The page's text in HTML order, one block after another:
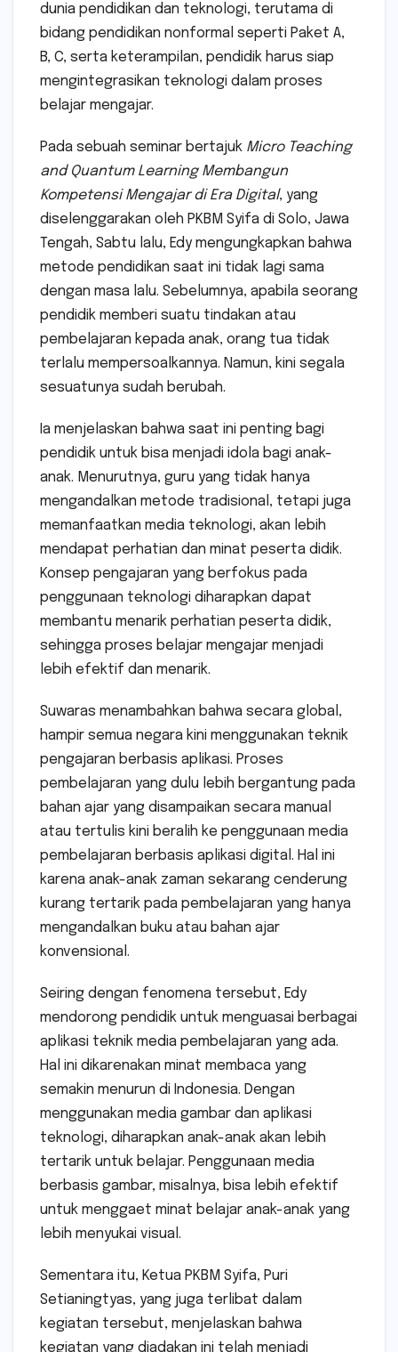
dunia pendidikan dan teknologi, terutama di
bidang pendidikan nonformal seperti Paket A,
B, C, serta keterampilan, pendidik harus siap
mengintegrasikan teknologi dalam proses
belajar mengajar.
Pada sebuah seminar bertajuk Micro Teaching
and Quantum Learning Membangun
Kompetensi Mengajar di Era Digital, yang
diselenggarakan oleh PKBM Syifa di Solo, Jawa
Tengah, Sabtu lalu, Edy mengungkapkan bahwa
metode pendidikan saat ini tidak lagi sama
dengan masa lalu. Sebelumnya, apabila seorang
pendidik memberi suatu tindakan atau
pembelajaran kepada anak, orang tua tidak
terlalu mempersoalkannya. Namun, kini segala
sesuatunya sudah berubah.
Ia menjelaskan bahwa saat ini penting bagi
pendidik untuk bisa menjadi idola bagi anak-
anak. Menurutnya, guru yang tidak hanya
mengandalkan metode tradisional, tetapi juga
memanfaatkan media teknologi, akan lebih
mendapat perhatian dan minat peserta didik.
Konsep pengajaran yang berfokus pada
penggunaan teknologi diharapkan dapat
membantu menarik perhatian peserta didik,
sehingga proses belajar mengajar menjadi
lebih efektif dan menarik.
Suwaras menambahkan bahwa secara global,
hampir semua negara kini menggunakan teknik
pengajaran berbasis aplikasi. Proses
pembelajaran yang dulu lebih bergantung pada
bahan ajar yang disampaikan secara manual
atau tertulis kini beralih ke penggunaan media
pembelajaran berbasis aplikasi digital. Hal ini
karena anak-anak zaman sekarang cenderung
kurang tertarik pada pembelajaran yang hanya
mengandalkan buku atau bahan ajar
konvensional.
Seiring dengan fenomena tersebut, Edy
mendorong pendidik untuk menguasai berbagai
aplikasi teknik media pembelajaran yang ada.
Hal ini dikarenakan minat membaca yang
semakin menurun di Indonesia. Dengan
menggunakan media gambar dan aplikasi
teknologi, diharapkan anak-anak akan lebih
tertarik untuk belajar. Penggunaan media
berbasis gambar, misalnya, bisa lebih efektif
untuk menggaet minat belajar anak-anak yang
lebih menyukai visual.
Sementara itu, Ketua PKBM Syifa, Puri
Setianingtyas, yang juga terlibat dalam
kegiatan tersebut, menjelaskan bahwa
kegiatan yang diadakan ini telah menjadi